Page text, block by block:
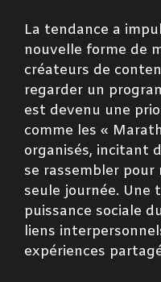
La tendance a
nouvelle forme de
créateurs de
regarder un
est devenu une
comme les «
organisés, incitant
se rassembler pour
seule journée. Une
puissance sociale
liens
expériences